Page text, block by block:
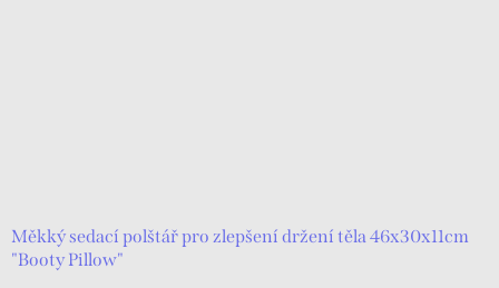
Měkký sedací polštář pro zlepšení držení těla 46x30x11cm
"Booty Pillow"